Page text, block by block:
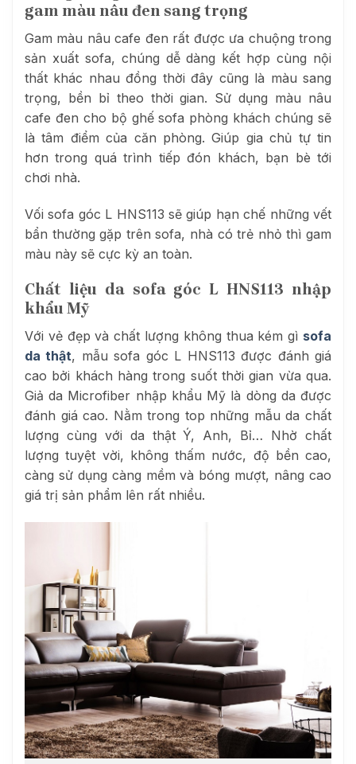
gam màu nâu đen sang trọng
Gam màu nâu cafe đen rất được ưa chuộng trong
sản xuất sofa, chúng dễ dàng kết hợp cùng nội
thất khác nhau đồng thời đây cũng là màu sang
trọng, bền bỉ theo thời gian. Sử dụng màu nâu
cafe đen cho bộ ghế sofa phòng khách chúng sẽ
là tâm điểm của căn phòng. Giúp gia chủ tự tin
hơn trong quá trình tiếp đón khách, bạn bè tới
chơi nhà.
Vối sofa góc L HNS113 sẽ giúp hạn chế những vết
bẩn thường gặp trên sofa, nhà có trẻ nhỏ thì gam
màu này sẽ cực kỳ an toàn.
Chất liệu da sofa góc L HNS113 nhập
khẩu Mỹ
Với vẻ đẹp và chất lượng không thua kém gì sofa
da thật, mẫu sofa góc L HNS113 được đánh giá
cao bởi khách hàng trong suốt thời gian vừa qua.
Giả da Microfiber nhập khẩu Mỹ là dòng da được
đánh giá cao. Nằm trong top những mẫu da chất
lượng cùng với da thật Ý, Anh, Bỉ… Nhờ chất
lượng tuyệt vời, không thấm nước, độ bền cao,
càng sử dụng càng mềm và bóng mượt, nâng cao
giá trị sản phẩm lên rất nhiều.